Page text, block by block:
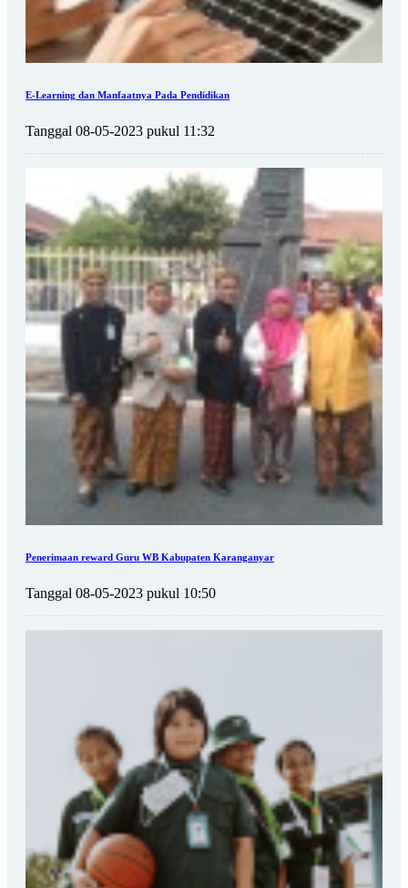
E-Learning dan Manfaatnya Pada Pendidikan
Tanggal 08-05-2023 pukul 11:32
Penerimaan reward Guru WB Kabupaten Karanganyar
Tanggal 08-05-2023 pukul 10:50